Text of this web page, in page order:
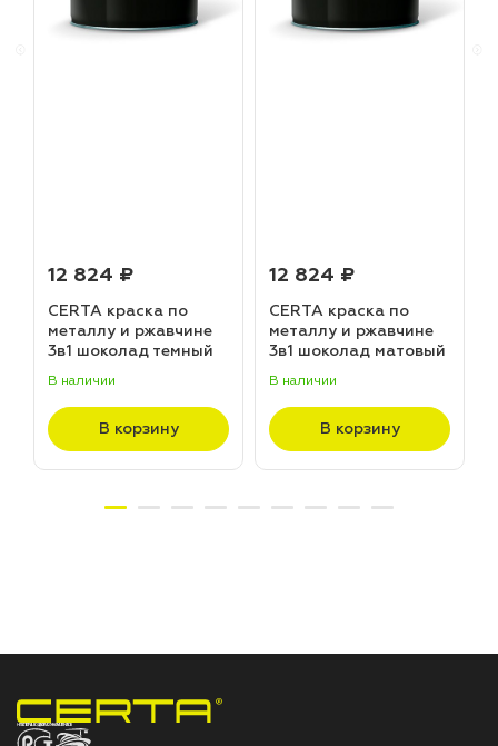
12 824 ₽
CERTA краска по
металлу и ржавчине
3в1 шоколад темный
(20,0кг)
В наличии
В корзину
12 824 ₽
CERTA краска по
металлу и ржавчине
3в1 шоколад матовый
В наличии
В корзину
НПП «СПЕКТР» ЗАВОД ЛАКОКРАСОЧНЫХ МАТЕРИАЛОВ